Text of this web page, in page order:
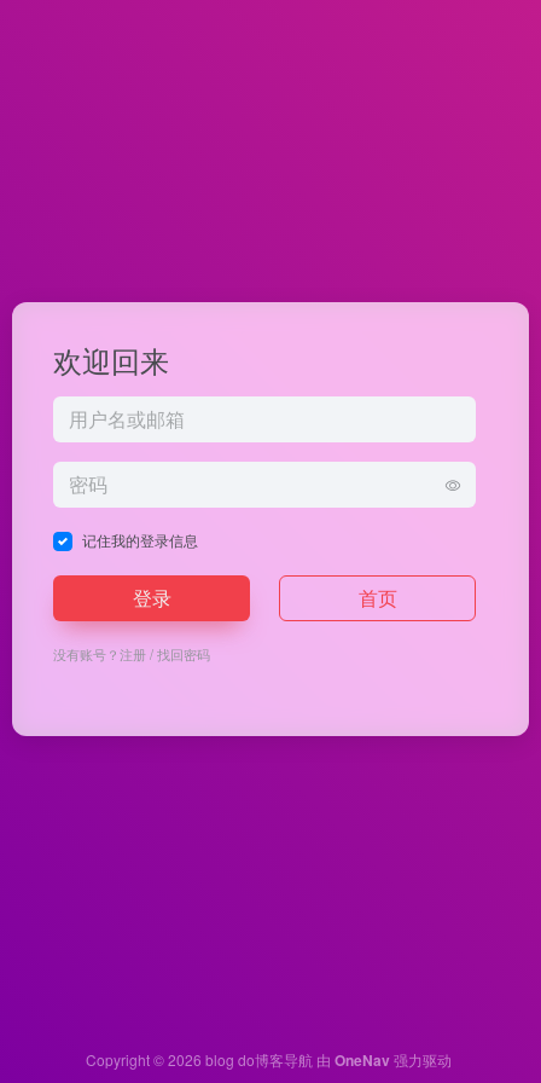
欢迎回来
记住我的登录信息
登录 首页
没有账号？注册/找回密码
Copyright © 2026 blog do博客导航 由 OneNav强力驱动